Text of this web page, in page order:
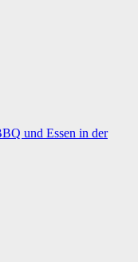
und Essen in der